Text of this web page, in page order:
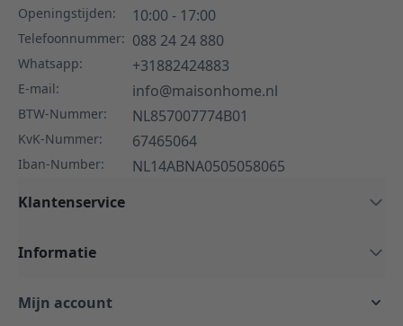
Openingstijden: 10:00 - 17:00
Telefoonnummer: 088 24 24 880
Whatsapp: +31882424883
E-mail: info@maisonhome.nl
BTW-Nummer: NL857007774B01
KvK-Nummer: 67465064
Iban-Number:
NL14ABNA0505058065
Klantenservice
Informatie
Mijn account